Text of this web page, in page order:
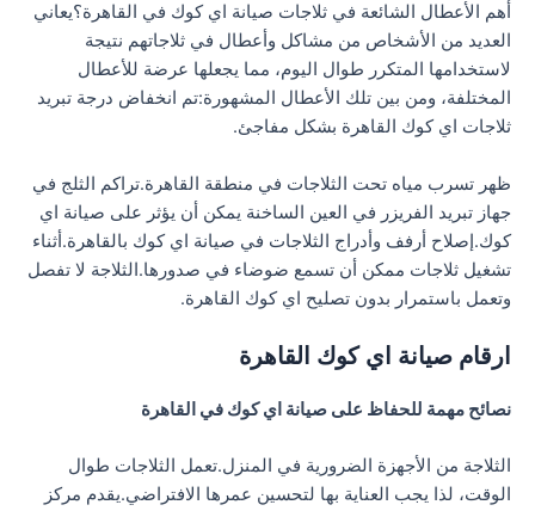
أهم الأعطال الشائعة في ثلاجات صيانة اي كوك في القاهرة؟يعاني
العديد من الأشخاص من مشاكل وأعطال في ثلاجاتهم نتيجة
لاستخدامها المتكرر طوال اليوم، مما يجعلها عرضة للأعطال
المختلفة، ومن بين تلك الأعطال المشهورة:تم انخفاض درجة تبريد
ثلاجات اي كوك القاهرة بشكل مفاجئ.
ظهر تسرب مياه تحت الثلاجات في منطقة القاهرة.تراكم الثلج في
جهاز تبريد الفريزر في العين الساخنة يمكن أن يؤثر على صيانة اي
كوك.إصلاح أرفف وأدراج الثلاجات في صيانة اي كوك بالقاهرة.أثناء
تشغيل ثلاجات ممكن أن تسمع ضوضاء في صدورها.الثلاجة لا تفصل
وتعمل باستمرار بدون تصليح اي كوك القاهرة.
ارقام صيانة اي كوك القاهرة
نصائح مهمة للحفاظ على صيانة اي كوك في القاهرة
الثلاجة من الأجهزة الضرورية في المنزل.تعمل الثلاجات طوال
الوقت، لذا يجب العناية بها لتحسين عمرها الافتراضي.يقدم مركز